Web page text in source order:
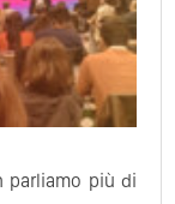
parliamo più di